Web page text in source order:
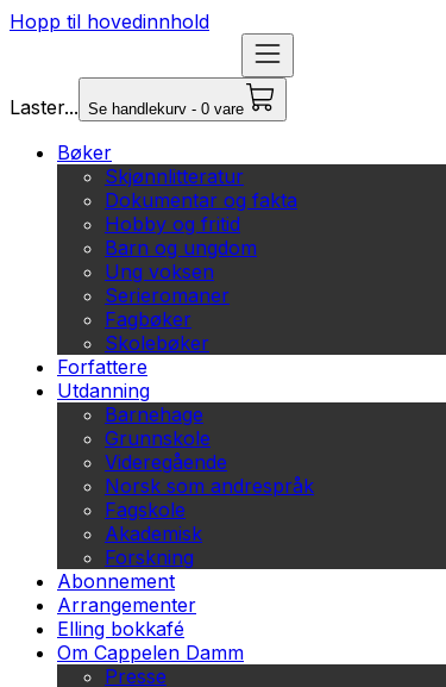
Hopp til hovedinnhold
Laster... Se handlekurv - 0 vare
Bøker
Skjønnlitteratur
Dokumentar og fakta
Hobby og fritid
Barn og ungdom
Ung voksen
Serieromaner
Fagbøker
Skolebøker
Forfattere
Utdanning
Barnehage
Grunnskole
Videregående
Norsk som andrespråk
Fagskole
Akademisk
Forskning
Abonnement
Arrangementer
Elling bokkafé
Om Cappelen Damm
Presse